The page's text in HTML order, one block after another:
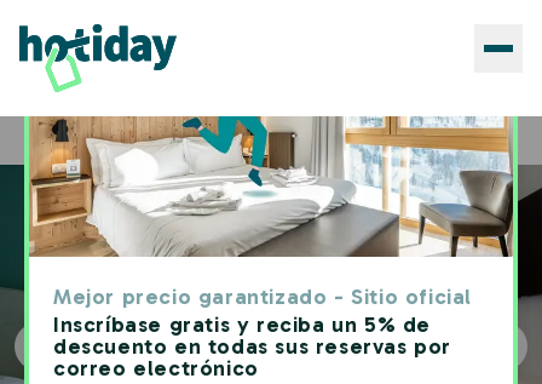
Mejor precio garantizado - Sitio oficial
Inscríbase gratis y reciba un 5% de
descuento en todas sus reservas por
correo electrónico
Home Hoteles Hotiday Castiglioncello Suite